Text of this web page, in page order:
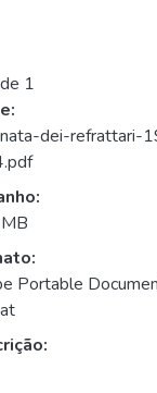
1
dei-refrattari-
Portable